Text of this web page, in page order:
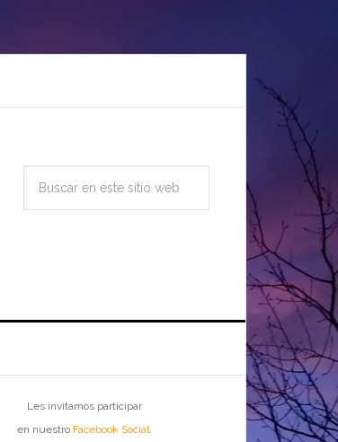
Les invitamos participar
en nuestro Facebook Social.